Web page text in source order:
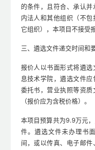
的条件，且符合、承认
内法人和其他组织（不
它组织），本项目不接受
三、遴选文件递交时间和
报价人以书面形式将遴
息技术学院，遴选文件
委托书，营业执照等资
（报价应为含税价格）。
本项目预算共为9.9万元
件。遴选文件未办理书
间，或以传真、电子邮